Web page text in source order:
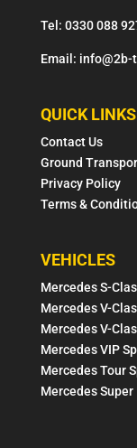
Tel: 0330 088
Email:
QUICK LINKS
Contact Us
Ground
Privacy Policy
Terms &
VEHICLES
Mercedes S-
Mercedes V-
Mercedes V-
Mercedes VIP
Mercedes Tour
Mercedes